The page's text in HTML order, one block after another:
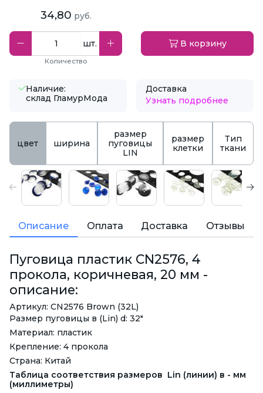
34,80 руб.
шт.
Количество
В корзину
Наличие:
склад ГламурМода
Доставка
Узнать подробнее
цвет ширина
размер
пуговицы
LIN
размер
клетки
Тип
ткани
Описание Оплата Доставка Отзывы
Пуговица пластик CN2576, 4
прокола, коричневая, 20 мм -
описание:
Артикул: CN2576 Brown (32L)
Размер пуговицы в (Lin) d: 32"
Материал: пластик
Крепление: 4 прокола
Страна: Китай
Таблица соответствия размеров Lin (линии) в - мм
(миллиметры)